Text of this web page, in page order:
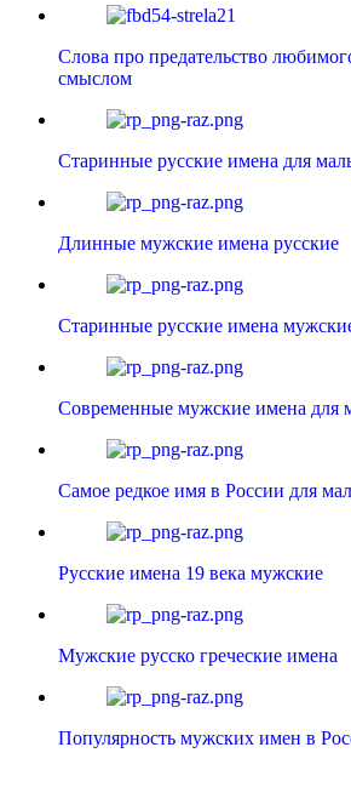
Слова про предательство
смыслом
Старинные русские имена для
Длинные мужские имена русские
Старинные русские имена
Современные мужские имена для
Самое редкое имя в России для
Русские имена 19 века мужские
Мужские русско греческие имена
Популярность мужских имен в